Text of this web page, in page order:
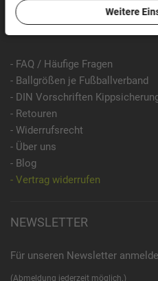
- FAQ / Häufige Fragen
- Ballgrößen je Fußballverband
- DIN Vorschriften
- Retouren
- Widerrufsrecht
- Über uns
- Blog
- Vertrag widerrufen
NEWSLETTER
Für unseren Newsletter
(Abmeldung jederzeit möglich.)
Weitere